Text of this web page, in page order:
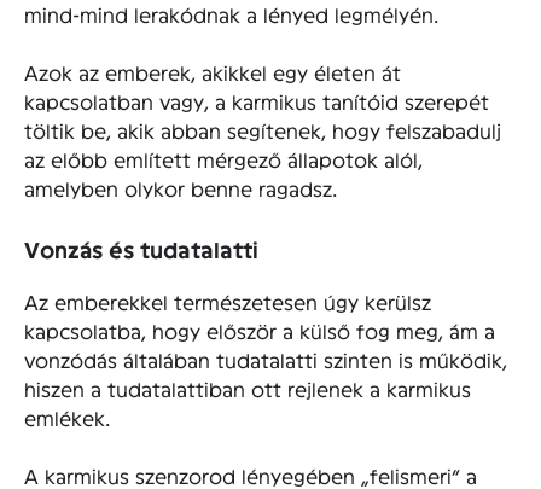
mind-mind lerakódnak a lényed legmélyén.
Azok az emberek, akikkel egy életen át
kapcsolatban vagy, a karmikus tanítóid szerepét
töltik be, akik abban segítenek, hogy felszabadulj
az előbb említett mérgező állapotok alól,
amelyben olykor benne ragadsz.
Vonzás és tudatalatti
Az emberekkel természetesen úgy kerülsz
kapcsolatba, hogy először a külső fog meg, ám a
vonzódás általában tudatalatti szinten is működik,
hiszen a tudatalattiban ott rejlenek a karmikus
emlékek.
A karmikus szenzorod lényegében „felismeri” a